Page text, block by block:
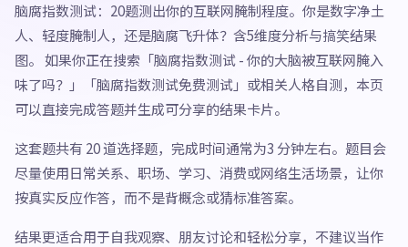
脑腐指数测试：20题测出你的互联网腌制程度。你是数字净土
人、轻度腌制人，还是脑腐飞升体？含5维度分析与搞笑结果
图。 如果你正在搜索「脑腐指数测试 - 你的大脑被互联网腌入
味了吗？」「脑腐指数测试免费测试」或相关人格自测，本页
可以直接完成答题并生成可分享的结果卡片。
这套题共有 20 道选择题，完成时间通常为3 分钟左右。题目会
尽量使用日常关系、职场、学习、消费或网络生活场景，让你
按真实反应作答，而不是背概念或猜标准答案。
结果更适合用于自我观察、朋友讨论和轻松分享，不建议当作